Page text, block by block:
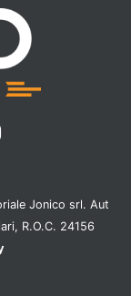
Jonico srl. Aut
R.O.C. 24156